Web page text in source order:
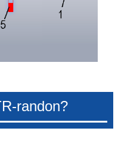
randon?